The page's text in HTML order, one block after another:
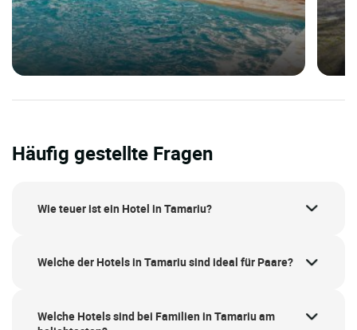
Häufig gestellte Fragen
Wie teuer ist ein Hotel in Tamariu?
Welche der Hotels in Tamariu sind ideal für Paare?
Welche Hotels sind bei Familien in Tamariu am